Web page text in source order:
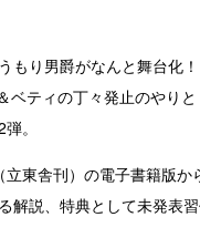
もり男爵がなんと舞台化
ティの丁々発止のやり
。
東舎刊）の電子書籍版
解説、特典として未発表